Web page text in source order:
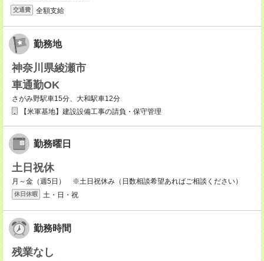
交通費 全額支給
勤務地
神奈川県綾瀬市
車通勤OK
さがみ野駅車15分、大和駅車12分
【米軍基地】建設設備工事の請負・保守管理
勤務曜日
土日祝休
月～金（週5日） ※土日祝休み（日数相談希望あればご相談ください）
休日休暇 土・日・祝
勤務時間
残業なし